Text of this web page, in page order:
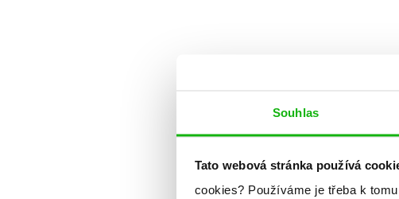
Souhlas
Tato webová stránka používá
cookies? Používáme je třeba k